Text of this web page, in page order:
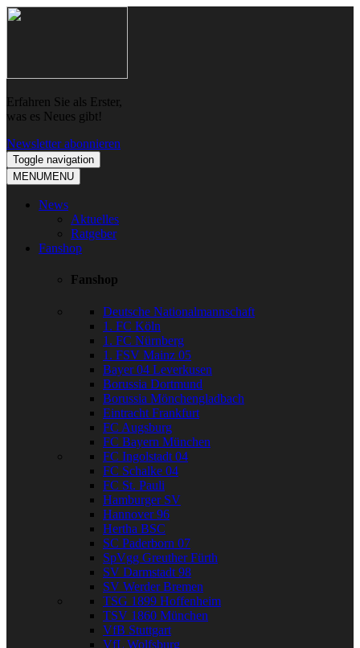
Skip
Skip
Erfahren Sie als Erster,
was es Neues gibt!
Newsletter abonnieren
Toggle navigation
MENUMENU
News
Aktuelles
Ratgeber
Fanshop
Fanshop
Deutsche Nationalmannschaft
1. FC Köln
1. FC Nürnberg
1. FSV Mainz 05
Bayer 04 Leverkusen
Borussia Dortmund
Borussia Mönchengladbach
Eintracht Frankfurt
FC Augsburg
FC Bayern München
FC Ingolstadt 04
FC Schalke 04
FC St. Pauli
Hamburger SV
Hannover 96
Hertha BSC
SC Paderborn 07
SpVgg Greuther Fürth
SV Darmstadt 98
SV Werder Bremen
TSG 1899 Hoffenheim
TSV 1860 München
VfB Stuttgart
VfL Wolfsburg